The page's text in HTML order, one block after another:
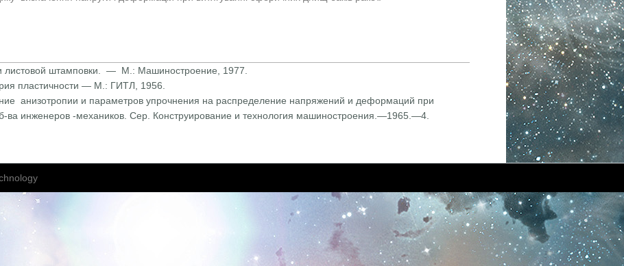
штамповки. — М.: Машиностроение, 1977.
пластичности — М.: ГИТЛ, 1956.
и параметров упрочнения на распределение напряжений и деформаций при
ва инженеров -механиков. Сер. Конструирование и технология машинострое­ния.—1965.—4.